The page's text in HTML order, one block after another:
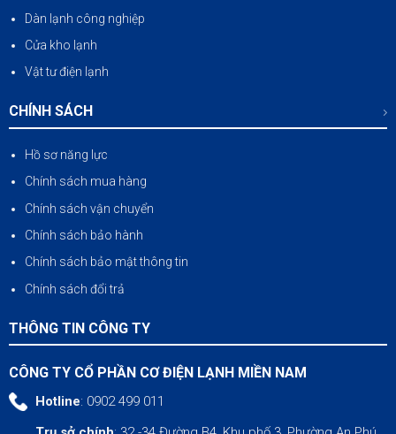
Dàn lạnh công nghiệp
Cửa kho lạnh
Vật tư điện lạnh
CHÍNH SÁCH
Hồ sơ năng lực
Chính sách mua hàng
Chính sách vận chuyển
Chính sách bảo hành
Chính sách bảo mật thông tin
Chính sách đổi trả
THÔNG TIN CÔNG TY
CÔNG TY CỔ PHẦN CƠ ĐIỆN LẠNH MIỀN NAM
Hotline: 0902 499 011